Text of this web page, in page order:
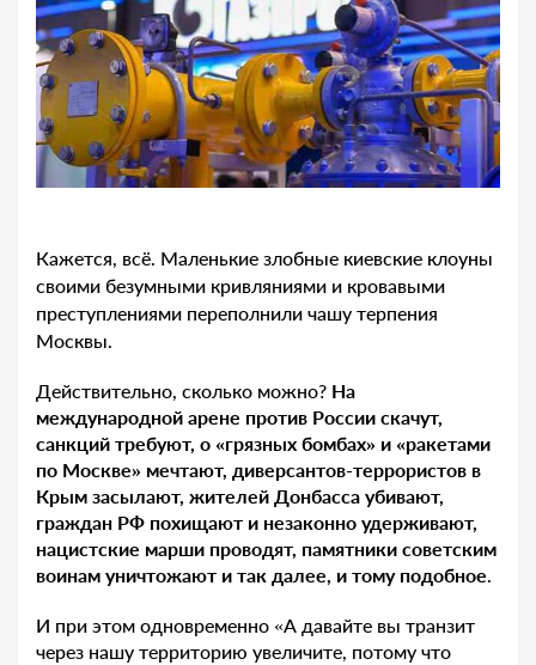
Кажется, всё. Маленькие злобные киевские клоуны
своими безумными кривляниями и кровавыми
преступлениями переполнили чашу терпения
Москвы.
Действительно, сколько можно? На
международной арене против России скачут,
санкций требуют, о «грязных бомбах» и «ракетами
по Москве» мечтают, диверсантов-террористов в
Крым засылают, жителей Донбасса убивают,
граждан РФ похищают и незаконно удерживают,
нацистские марши проводят, памятники советским
воинам уничтожают и так далее, и тому подобное.
И при этом одновременно «А давайте вы транзит
через нашу территорию увеличите, потому что